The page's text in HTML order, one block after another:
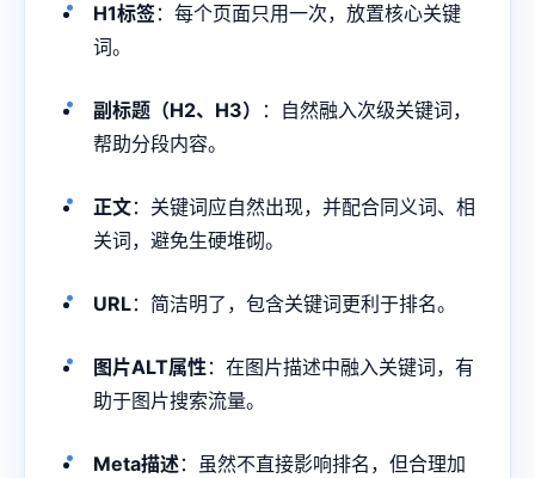
H1标签：每个页面只用一次，放置核心关键
词。
副标题（H2、H3）
：自然融入次级关键词，
帮助分段内容。
正文：关键词应自然出现，并配合同义词、相
关词，避免生硬堆砌。
URL：简洁明了，包含关键词更利于排名。
图片ALT属性：在图片描述中融入关键词，有
助于图片搜索流量。
Meta描述：虽然不直接影响排名，但合理加